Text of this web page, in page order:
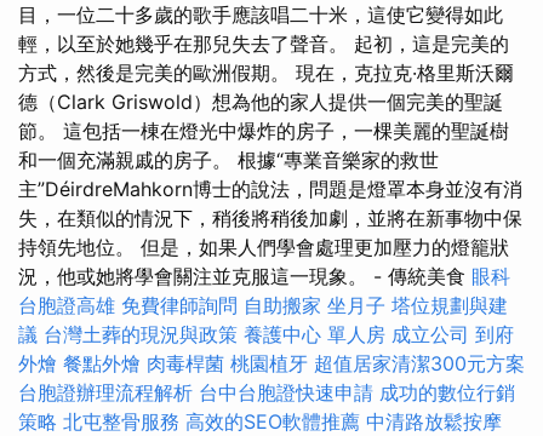
目，一位二十多歲的歌手應該唱二十米，這使它變得如此
輕，以至於她幾乎在那兒失去了聲音。 起初，這是完美的
方式，然後是完美的歐洲假期。 現在，克拉克·格里斯沃爾
德（Clark Griswold）想為他的家人提供一個完美的聖誕
節。 這包括一棟在燈光中爆炸的房子，一棵美麗的聖誕樹
和一個充滿親戚的房子。 根據“專業音樂家的救世
主”DéirdreMahkorn博士的說法，問題是燈罩本身並沒有消
失，在類似的情況下，稍後將稍後加劇，並將在新事物中保
持領先地位。 但是，如果人們學會處理更加壓力的燈籠狀
況，他或她將學會關注並克服這一現象。 - 傳統美食 眼科
台胞證高雄 免費律師詢問 自助搬家 坐月子 塔位規劃與建
議 台灣土葬的現況與政策 養護中心 單人房 成立公司 到府
外燴 餐點外燴 肉毒桿菌 桃園植牙 超值居家清潔300元方案
台胞證辦理流程解析 台中台胞證快速申請 成功的數位行銷
策略 北屯整骨服務 高效的SEO軟體推薦 中清路放鬆按摩